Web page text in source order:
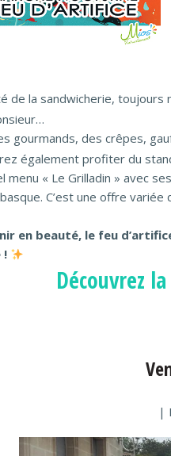
de la sandwicherie,
gourmands, des crêpes,
également profiter du
menu « Le Grilladin » avec
C’est une offre
en beauté, le feu
!
Découvrez
|